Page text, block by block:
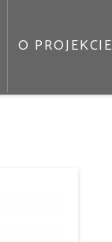
O PROJEKCIE